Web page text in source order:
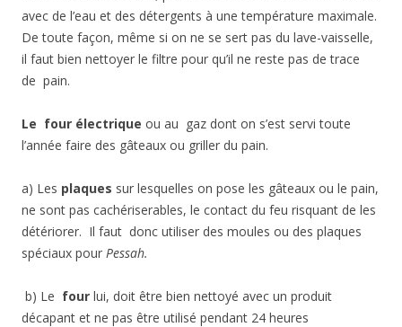
avec de l’eau et des détergents à une température maximale.
De toute façon, même si on ne se sert pas du lave-vaisselle,
il faut bien nettoyer le filtre pour qu’il ne reste pas de trace
de pain.
Le four électrique ou au gaz dont on s’est servi toute
l’année faire des gâteaux ou griller du pain.
a) Les plaques sur lesquelles on pose les gâteaux ou le pain,
ne sont pas cachériserables, le contact du feu risquant de les
détériorer. Il faut donc utiliser des moules ou des plaques
spéciaux pour Pessah.
b) Le four lui, doit être bien nettoyé avec un produit
décapant et ne pas être utilisé pendant 24 heures